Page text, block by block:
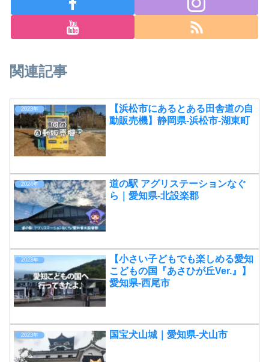
関連記事
2023年
【浜松市にあるとある田舎道の自
動販売機】静岡県-浜松市-湖東町
2024年
道の駅 アグリステーションなぐ
ら｜愛知県-北設楽郡
2023年
【小さい子どもでも楽しめる愛知
こどもの国『あさひが丘Ver.』】
愛知県-西尾市
2023年 国宝犬山城｜愛知県-犬山市